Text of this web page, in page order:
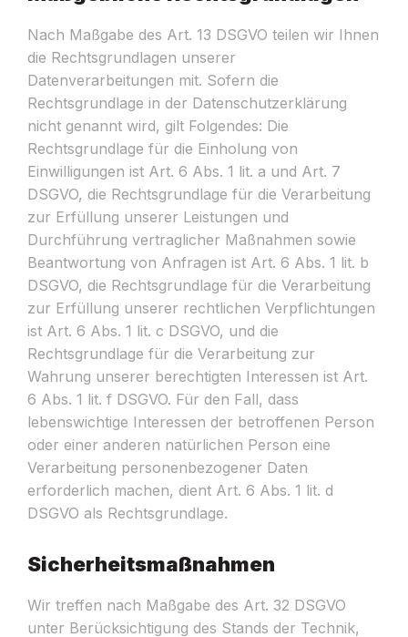
Nach Maßgabe des Art. 13 DSGVO teilen wir Ihnen
die Rechtsgrundlagen unserer
Datenverarbeitungen mit. Sofern die
Rechtsgrundlage in der Datenschutzerklärung
nicht genannt wird, gilt Folgendes: Die
Rechtsgrundlage für die Einholung von
Einwilligungen ist Art. 6 Abs. 1 lit. a und Art. 7
DSGVO, die Rechtsgrundlage für die Verarbeitung
zur Erfüllung unserer Leistungen und
Durchführung vertraglicher Maßnahmen sowie
Beantwortung von Anfragen ist Art. 6 Abs. 1 lit. b
DSGVO, die Rechtsgrundlage für die Verarbeitung
zur Erfüllung unserer rechtlichen Verpflichtungen
ist Art. 6 Abs. 1 lit. c DSGVO, und die
Rechtsgrundlage für die Verarbeitung zur
Wahrung unserer berechtigten Interessen ist Art.
6 Abs. 1 lit. f DSGVO. Für den Fall, dass
lebenswichtige Interessen der betroffenen Person
oder einer anderen natürlichen Person eine
Verarbeitung personenbezogener Daten
erforderlich machen, dient Art. 6 Abs. 1 lit. d
DSGVO als Rechtsgrundlage.
Sicherheitsmaßnahmen
Wir treffen nach Maßgabe des Art. 32 DSGVO
unter Berücksichtigung des Stands der Technik,